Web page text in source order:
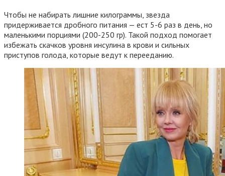
Чтобы не набирать лишние килограммы, звезда
придерживается дробного питания — ест 5-6 раз в день, но
маленькими порциями (200-250 гр). Такой подход помогает
избежать скачков уровня инсулина в крови и сильных
приступов голода, которые ведут к перееданию.